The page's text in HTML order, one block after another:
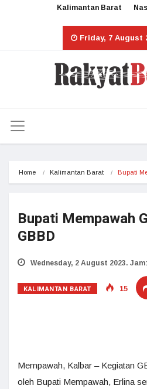
Kalimantan Barat
Friday, 7 August
Home Kalimantan Barat Bupati
Bupati Mempawah
GBBD
Wednesday, 2 August 2023.
KALIMANTAN BARAT 15
Mempawah, Kalbar – Kegiatan
oleh Bupati Mempawah, Erlina